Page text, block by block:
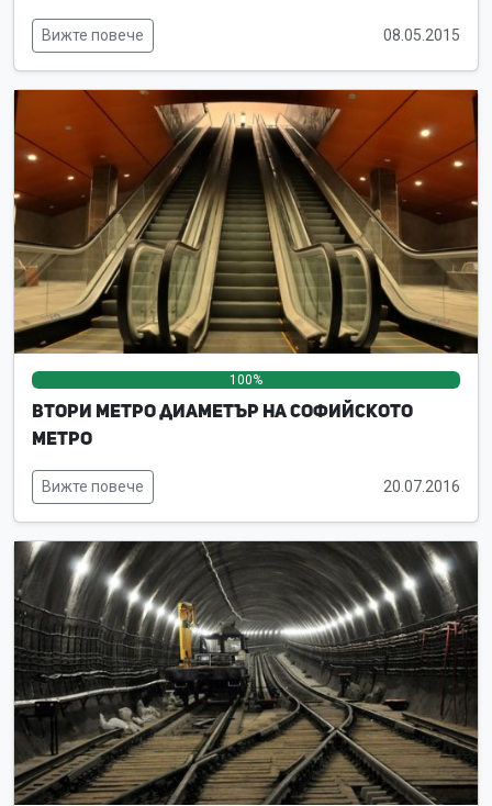
Вижте повече 08.05.2015
100%
Втори метро диаметър на Софийското
метро
Вижте повече 20.07.2016